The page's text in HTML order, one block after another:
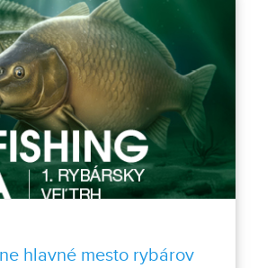
hlavné mesto rybárov